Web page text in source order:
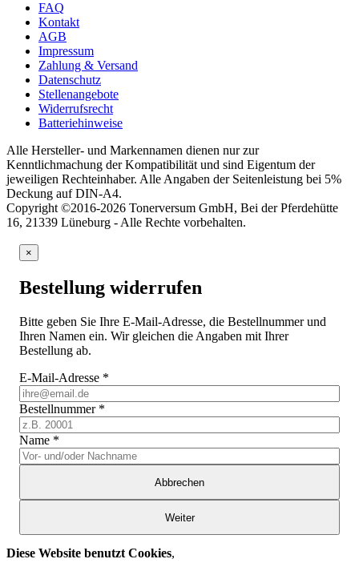
FAQ
Kontakt
AGB
Impressum
Zahlung & Versand
Datenschutz
Stellenangebote
Widerrufsrecht
Batteriehinweise
Alle Hersteller- und Markennamen dienen nur zur
Kenntlichmachung der Kompatibilität und sind Eigentum der
jeweiligen Rechteinhaber. Alle Angaben der Seitenleistung bei 5%
Deckung auf DIN-A4.
Copyright ©2016-2026 Tonerversum GmbH, Bei der Pferdehütte
16, 21339 Lüneburg - Alle Rechte vorbehalten.
×
Bestellung widerrufen
Bitte geben Sie Ihre E-Mail-Adresse, die Bestellnummer und
Ihren Namen ein. Wir gleichen die Angaben mit Ihrer
Bestellung ab.
E-Mail-Adresse *
Bestellnummer *
Name *
Abbrechen
Weiter
Diese Website benutzt Cookies,